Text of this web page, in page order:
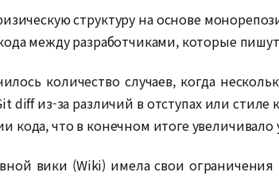
структуру на основе
между разработчиками, которые
количество случаев, когда
из-за различий в отступах или стиле
что в конечном итоге увеличивало
вики (Wiki) имела свои